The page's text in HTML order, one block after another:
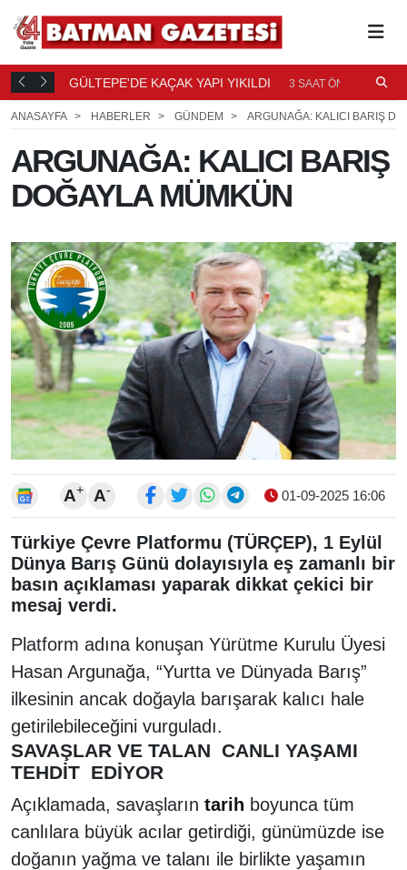
ÖNCE GÜLTEPE'DE KAÇAK YAPI YIKILDI 3 SAAT ÖNCE
ANASAYFA
HABERLER GÜNDEM ARGUNAĞA: KALICI BARIŞ
ARGUNAĞA: KALICI BARIŞ
DOĞAYLA MÜMKÜN
A+ A- 01-09-2025 16:06
Türkiye Çevre Platformu (TÜRÇEP), 1 Eylül
Dünya Barış Günü dolayısıyla eş zamanlı bir
basın açıklaması yaparak dikkat çekici bir
mesaj verdi.
Platform adına konuşan Yürütme Kurulu Üyesi
Hasan Argunağa, “Yurtta ve Dünyada Barış”
ilkesinin ancak doğayla barışarak kalıcı hale
getirilebileceğini vurguladı.
SAVAŞLAR VE TALAN CANLI YAŞAMI
TEHDİT EDİYOR
Açıklamada, savaşların tarih boyunca tüm
canlılara büyük acılar getirdiği, günümüzde ise
doğanın yağma ve talanı ile birlikte yaşamın